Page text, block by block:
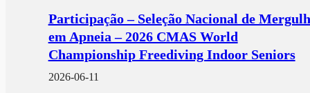
Participação – Seleção Nacional de
em Apneia – 2026 CMAS World
Championship Freediving Indoor Seniors
2026-06-11